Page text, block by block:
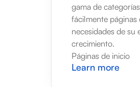
gama de
fácilmente páginas
necesidades de su
crecimiento.
Páginas de inicio
Learn more